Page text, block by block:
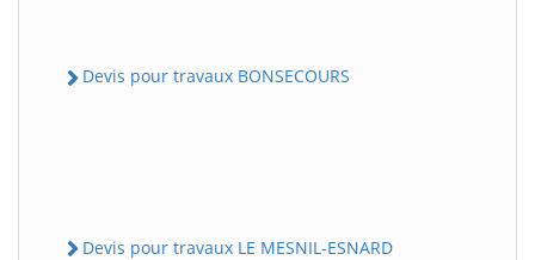
Devis pour travaux BONSECOURS
Devis pour travaux LE MESNIL-ESNARD